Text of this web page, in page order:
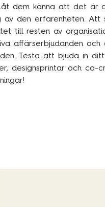
dem känna att det är
av den erfarenheten. Att
till resten av
affärserbjudanden
Testa att bjuda in
designsprintar och